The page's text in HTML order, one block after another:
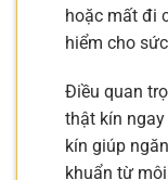
hoặc mất đi
hiểm cho
Điều quan
thật kín
kín giúp
khuẩn từ